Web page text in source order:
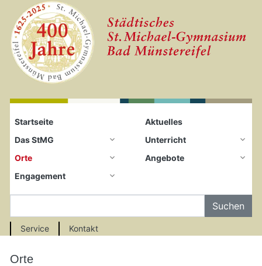
Zum Seiteninhalt springen
Startseite
Startseite
Aktuelles
Das StMG
Unterricht
Orte
Angebote
Engagement
Service Kontakt
Orte